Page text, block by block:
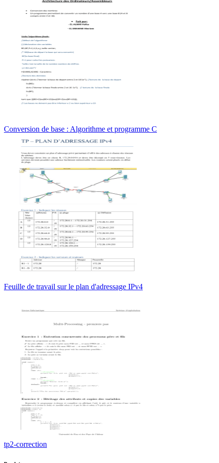
Conversion de base : Algorithme et programme C
Feuille de travail sur le plan d'adressage IPv4
tp2-correction